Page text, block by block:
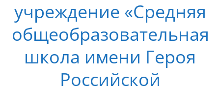
учреждение «Средняя
общеобразовательная
школа имени Героя
Российской